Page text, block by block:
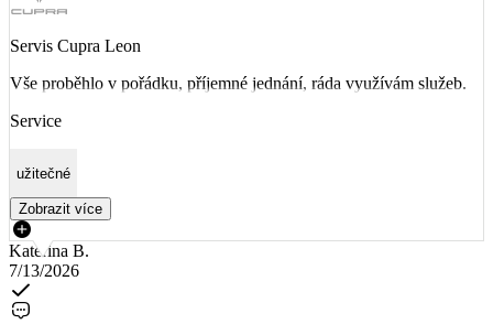
Servis Cupra Leon
Vše proběhlo v pořádku, příjemné jednání, ráda využívám služeb.
Service
užitečné
Zobrazit více
Kateřina B.
7/13/2026